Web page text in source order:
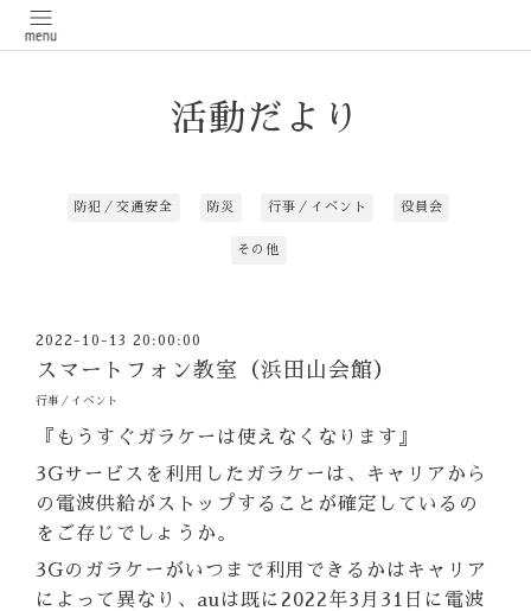
活動だより
防犯／交通安全 防災 行事／イベント 役員会
その他
2022-10-13 20:00:00
スマートフォン教室（浜田山会館）
行事／イベント
『もうすぐガラケーは使えなくなります』
3Gサービスを利用したガラケーは、キャリアから
の電波供給がストップすることが確定しているの
をご存じでしょうか。
3Gのガラケーがいつまで利用できるかはキャリア
によって異なり、auは既に2022年3月31日に電波